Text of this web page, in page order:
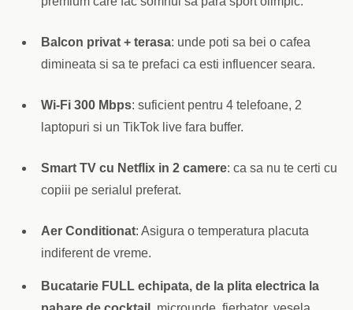
Balcon privat + terasa: unde poti sa bei o cafea
dimineata si sa te prefaci ca esti influencer seara.
Wi-Fi 300 Mbps: suficient pentru 4 telefoane, 2
laptopuri si un TikTok live fara buffer.
Smart TV cu Netflix in 2 camere: ca sa nu te certi cu
copiii pe serialul preferat.
Aer Conditionat: Asigura o temperatura placuta
indiferent de vreme.
Bucatarie FULL echipata, de la plita electrica la